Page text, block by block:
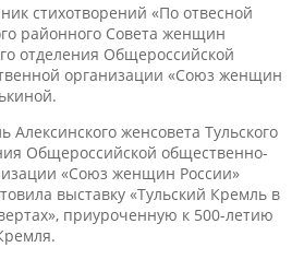
стихотворений «По отвесной
районного Совета женщин
отделения Общероссийской
организации «Союз женщин
Алексинского женсовета Тульского
Общероссийской общественно-
«Союз женщин России»
выставку «Тульский Кремль в
приуроченную к 500-летию